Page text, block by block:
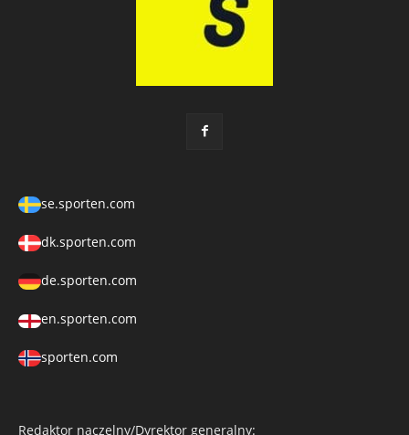
se.sporten.com
dk.sporten.com
de.sporten.com
en.sporten.com
sporten.com
Redaktor naczelny/Dyrektor generalny: